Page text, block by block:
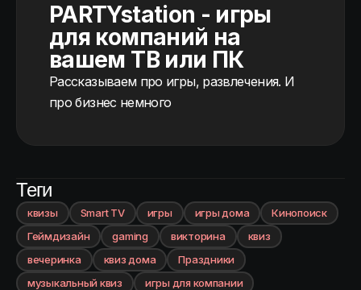
PARTYstation - игры
для компаний на
вашем ТВ или ПК
Рассказываем про игры, развлечения. И
про бизнес немного
Теги
квизы Smart TV игры игры дома
Кинопоиск
Геймдизайн
gaming викторина
квиз
вечеринка
квиз дома
Праздники
музыкальный квиз
игры для компании